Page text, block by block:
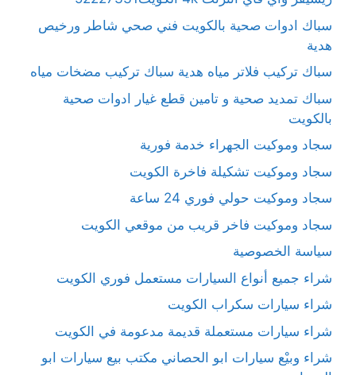
سباك ادوات صحية بالكويت فني صحي شاطر ورخيص
هدية
سباك تركيب فلاتر مياه هدية سباك تركيب مضخات مياه
سباك تمديد صحية و تامين قطع غيار ادوات صحية
بالكويت
سجاد وموكيت الجهراء خدمة فورية
سجاد وموكيت تشكيلة فاخرة الكويت
سجاد وموكيت حولي فوري 24 ساعة
سجاد وموكيت فاخر قريب من موقعي الكويت
سياسة الخصوصية
شراء جميع أنواع السيارات مستعمل فوري الكويت
شراء سيارات سكراب الكويت
شراء سيارات مستعملة قديمة مدعومة في الكويت
شراء وبيْع سيارات ابو الحصاني مكتب بيع سيارات ابو